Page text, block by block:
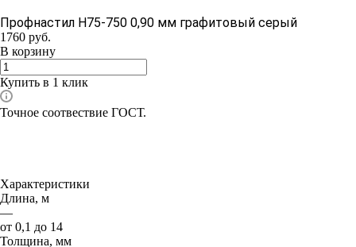
Профнастил Н75-750 0,90 мм графитовый серый
1760 руб.
В корзину
Купить в 1 клик
Точное соотвествие ГОСТ.
Характеристики
Длина, м
—
от 0,1 до 14
Толщина, мм